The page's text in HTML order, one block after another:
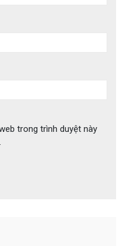
trong trình duyệt này